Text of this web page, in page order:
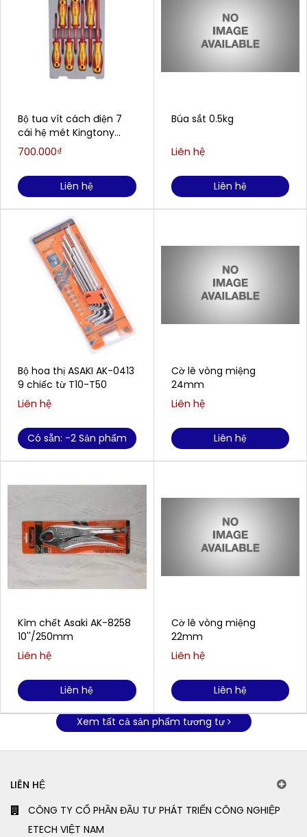
Bộ tua vít cách điện 7
cái hệ mét Kingtony
30617MR
700.000₫
Liên hệ
Bộ hoa thị ASAKI AK-0413
9 chiếc từ T10-T50
Liên hệ
Có sẵn: -2 Sản phẩm
Kìm chết Asaki AK-8258
10''/250mm
Liên hệ
Liên hệ
Búa sắt 0.5kg
Liên hệ
Liên hệ
Cờ lê vòng miệng
24mm
Liên hệ
Liên hệ
Cờ lê vòng miệng
22mm
Liên hệ
Liên hệ
Xem tất cả sản phẩm tương tự
LIÊN HỆ
CÔNG TY CỔ PHẦN ĐẦU TƯ PHÁT TRIỂN CÔNG NGHIỆP
ETECH VIỆT NAM